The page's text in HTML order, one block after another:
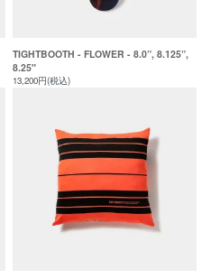
TIGHTBOOTH - FLOWER - 8.0”, 8.125”,
8.25"
13,200円(税込)